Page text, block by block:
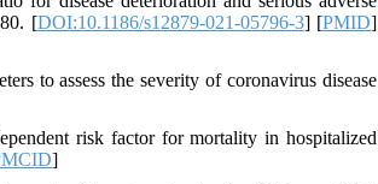
[DOI:10.1186/s12879-021-05796-3] [PMID]
to assess the severity of coronavirus disease
risk factor for mortality in hospitalized
]